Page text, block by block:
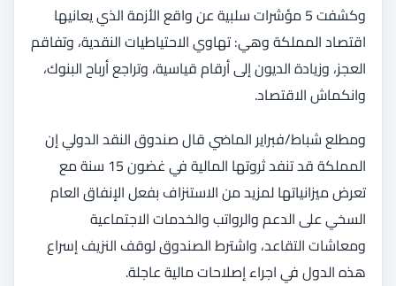
وكشفت 5 مؤشرات سلبية عن واقع الأزمة الذي يعانيها
اقتصاد المملكة وهي: تهاوي الاحتياطيات النقدية، وتفاقم
العجز، وزيادة الديون إلى أرقام قياسية، وتراجع أرباح البنوك،
وانكماش الاقتصاد.
ومطلع شباط/فبراير الماضي قال صندوق النقد الدولي إن
المملكة قد تنفد ثروتها المالية في غضون 15 سنة مع
تعرض ميزانياتها لمزيد من الاستنزاف بفعل الإنفاق العام
السخي على الدعم والرواتب والخدمات الاجتماعية
ومعاشات التقاعد، واشترط الصندوق لوقف النزيف إسراع
هذه الدول في اجراء إصلاحات مالية عاجلة.